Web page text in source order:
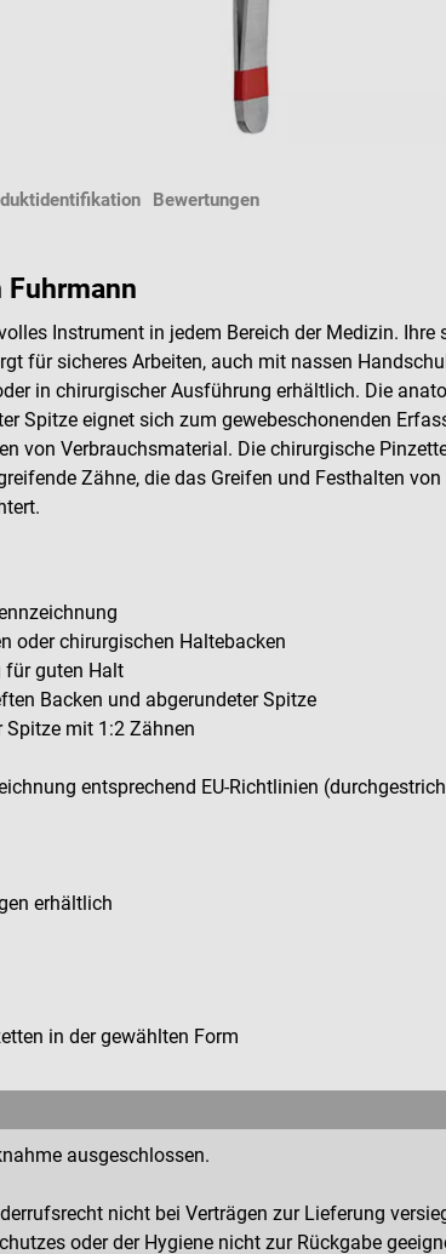
Bewertungen
Instrument in jedem Bereich der Medizin. Ihre
für sicheres Arbeiten, auch mit nassen
in chirurgischer Ausführung erhältlich. Die
Spitze eignet sich zum gewebeschonenden
von Verbrauchsmaterial. Die chirurgische
Zähne, die das Greifen und Festhalten
oder chirurgischen Haltebacken
guten Halt
Backen und abgerundeter Spitze
mit 1:2 Zähnen
entsprechend EU-Richtlinien
erhältlich
in der gewählten Form
ausgeschlossen.
nicht bei Verträgen zur Lieferung
oder der Hygiene nicht zur Rückgabe